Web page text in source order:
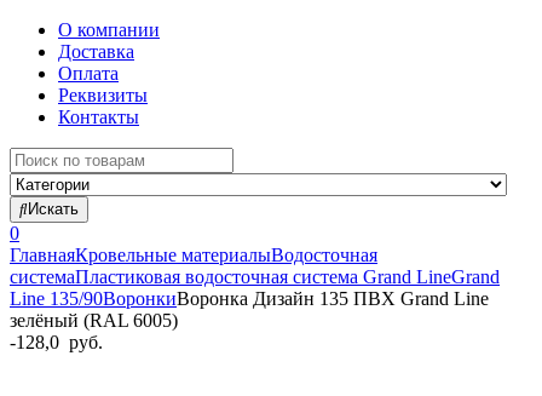
О компании
Доставка
Оплата
Реквизиты
Контакты
Search
for:
Искать
0
ГлавнаяКровельные материалыВодосточная
системаПластиковая водосточная система Grand LineGrand
Line 135/90ВоронкиВоронка Дизайн 135 ПВХ Grand Line
зелёный (RAL 6005)
-128,0 руб.